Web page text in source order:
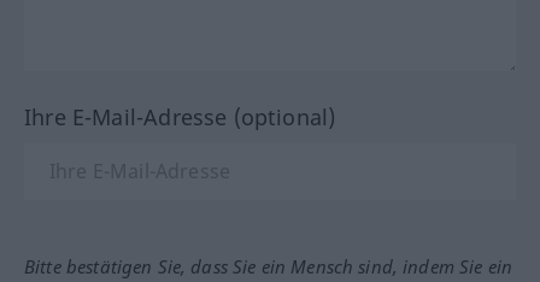
Ihre E-Mail-Adresse (optional)
Bitte bestätigen Sie, dass Sie ein Mensch sind, indem Sie ein